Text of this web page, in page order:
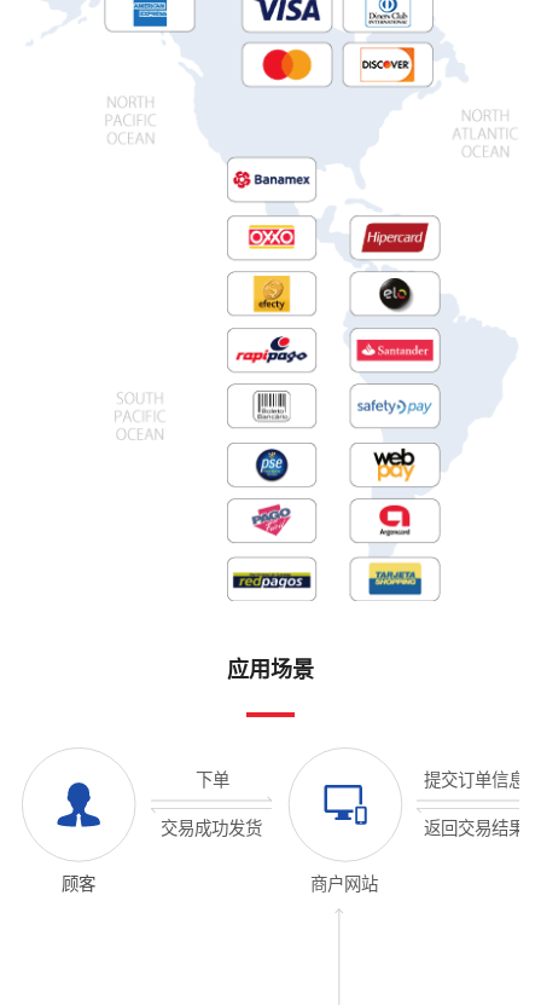
应用场景
顾客
下单
交易成功发货 返回交易结果
提交订单信息
商户网站